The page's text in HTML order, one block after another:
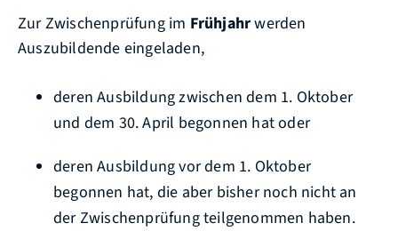
Zur Zwischenprüfung im Frühjahrwerden
Auszubildende eingeladen,
deren Ausbildung zwischen dem 1. Oktober
und dem 30. April begonnen hat oder
deren Ausbildung vor dem 1. Oktober
begonnen hat, die aber bisher noch nicht an
der Zwischenprüfung teilgenommen haben.